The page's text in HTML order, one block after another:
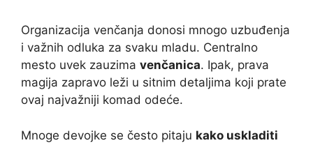
Organizacija venčanja donosi mnogo uzbuđenja
i važnih odluka za svaku mladu. Centralno
mesto uvek zauzima venčanica. Ipak, prava
magija zapravo leži u sitnim detaljima koji prate
ovaj najvažniji komad odeće.
Mnoge devojke se često pitaju kako uskladiti